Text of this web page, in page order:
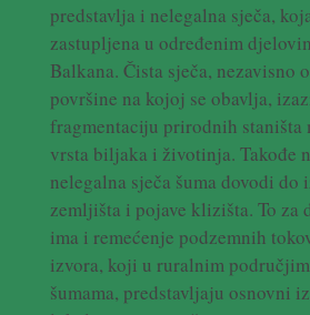
predstavlja i nelegalna sječa,
zastupljena u određenim
Balkana. Čista sječa, nezavisno
površine na kojoj se obavlja,
fragmentaciju prirodnih
vrsta biljaka i životinja. Takođe
nelegalna sječa šuma dovodi do
zemljišta i pojave klizišta. To za
ima i remećenje podzemnih
izvora, koji u ruralnim
šumama, predstavljaju osnovni